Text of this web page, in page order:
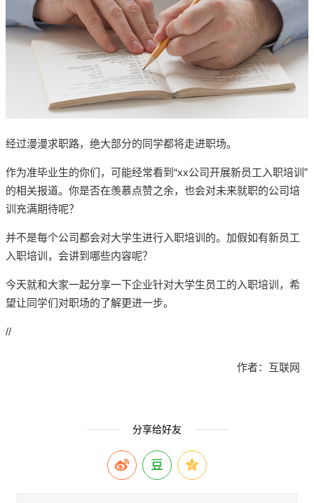
经过漫漫求职路，绝大部分的同学都将走进职场。
作为准毕业生的你们，可能经常看到“xx公司开展新员工入职培训”
的相关报道。你是否在羡慕点赞之余，也会对未来就职的公司培
训充满期待呢？
并不是每个公司都会对大学生进行入职培训的。加假如有新员工
入职培训，会讲到哪些内容呢？
今天就和大家一起分享一下企业针对大学生员工的入职培训，希
望让同学们对职场的了解更进一步。
//
作者：互联网
分享给好友